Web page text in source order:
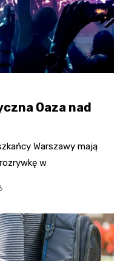
Oaza nad
Warszawy mają
w